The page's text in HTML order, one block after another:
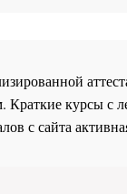
курсы с
с сайта